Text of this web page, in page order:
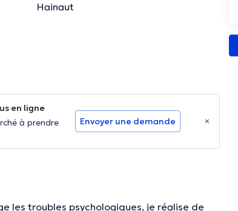
Hainaut
en ligne
à prendre
Envoyer une demande
les troubles psychologiques, je réalise de